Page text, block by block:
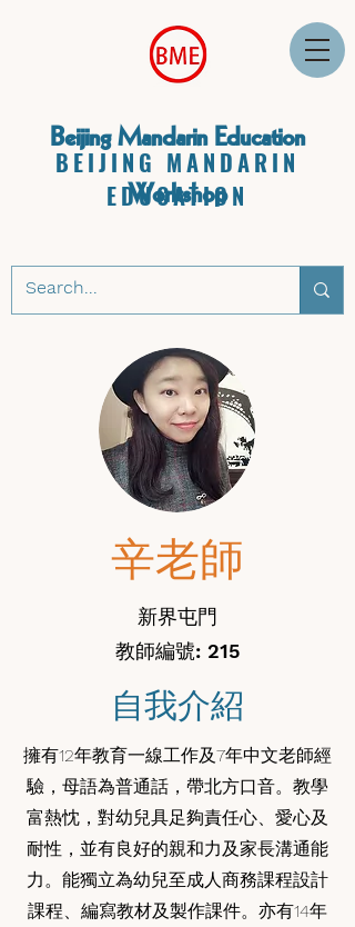
Beijing Mandarin Education
Workshop
BEIJING MANDARIN
EDUCATION
辛老師
新界屯門
教師編號: 215
自我介紹
擁有12年教育一線工作及7年中文老師經
驗，母語為普通話，帶北方口音。教學
富熱忱，對幼兒具足夠責任心、愛心及
耐性，並有良好的親和力及家長溝通能
力。能獨立為幼兒至成人商務課程設計
課程、編寫教材及製作課件。亦有14年